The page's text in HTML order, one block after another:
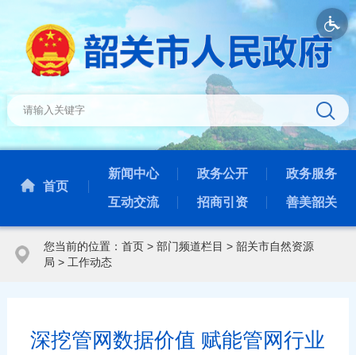
首页
新闻中心 政务公开 政务服务
互动交流 招商引资 善美韶关
您当前的位置： 首页> 部门频道栏目 > 韶关市自然资源
局 > 工作动态
深挖管网数据价值 赋能管网行业